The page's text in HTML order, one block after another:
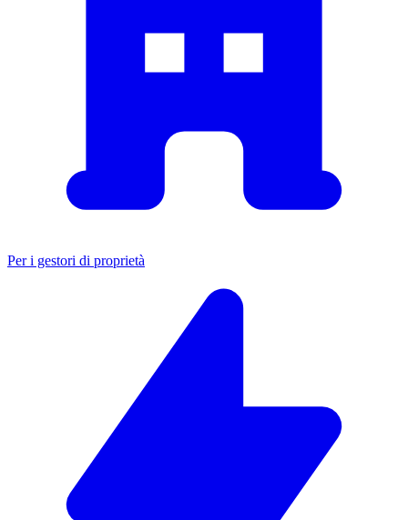
Per i gestori di proprietà